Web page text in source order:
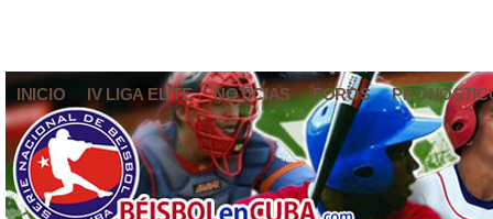
INICIO IV LIGA ELITE NOTICIAS FOROS